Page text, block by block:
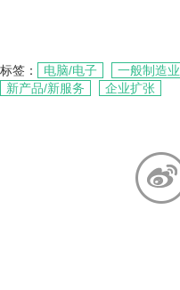
标签： 电脑/电子 一般制造业
新产品/新服务
企业扩张